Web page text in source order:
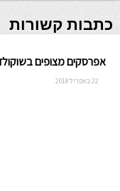
כתבות קשורות
אפרסקים מצופים
22 באפריל 2018